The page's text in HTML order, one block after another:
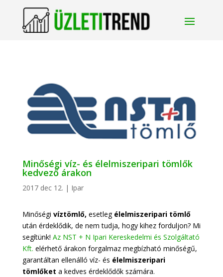
Minőségi víz- és élelmiszeripari tömlők
kedvező árakon
2017 dec 12. | Ipar
Minőségi víztömlő, esetleg élelmiszeripari tömlő
után érdeklődik, de nem tudja, hogy kihez forduljon? Mi
segítünk! Az NST + N Ipari Kereskedelmi és Szolgáltató
Kft. elérhető árakon forgalmaz megbízható minőségű,
garantáltan ellenálló víz- és élelmiszeripari
tömlőket a kedves érdeklődők számára.